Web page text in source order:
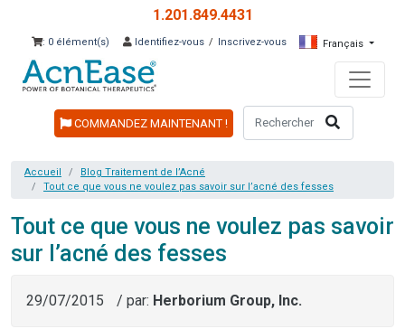
1.201.849.4431
: 0 élément(s) Identifiez-vous / Inscrivez-vous Français
COMMANDEZ MAINTENANT !
Accueil
Blog Traitement de l’Acné
Tout ce que vous ne voulez pas savoir sur l’acné des fesses
Tout ce que vous ne voulez pas savoir
sur l’acné des fesses
29/07/2015 / par: Herborium Group, Inc.